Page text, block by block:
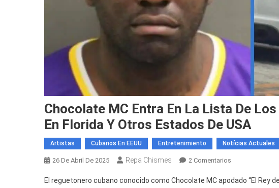
Chocolate MC Entra En La Lista De
En Florida Y Otros Estados De USA
Artistas Cubanos En EEUU Entretenimiento Notícias Actuales
26 De Abril De 2025 Repa Chismes 2 Comentarios
MC
El reguetonero cubano conocido como Chocolate MC apodado “El Rey